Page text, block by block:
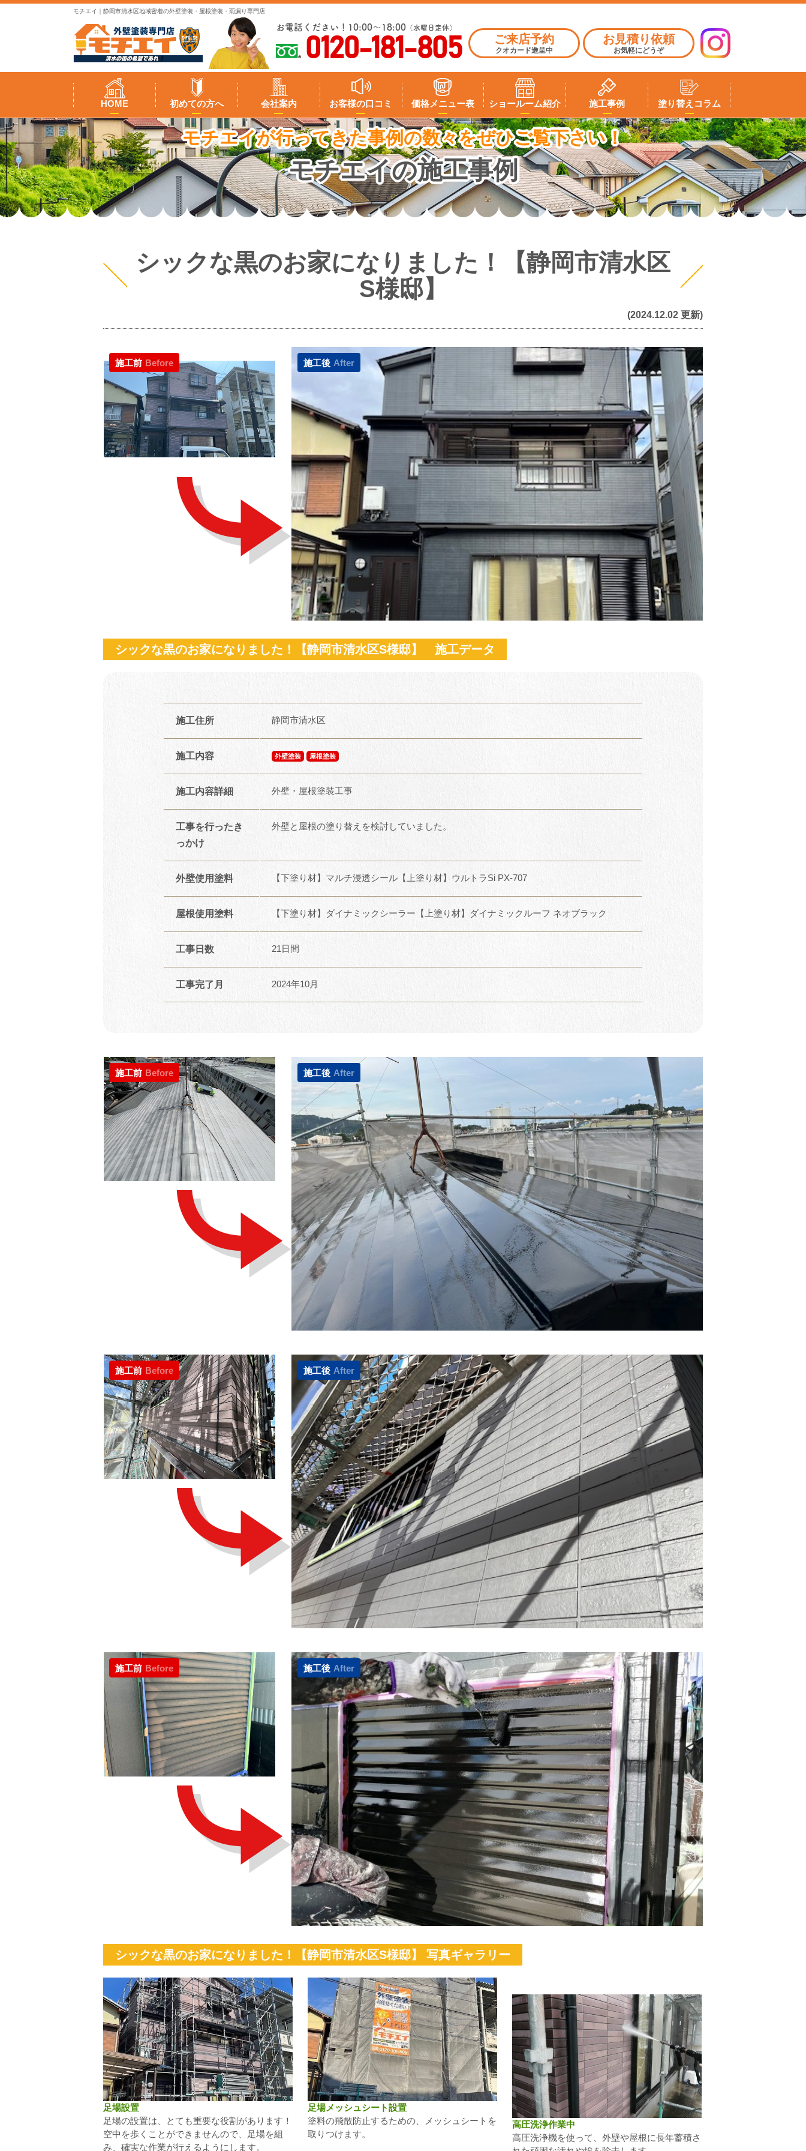
モチエイ｜静岡市清水区地域密着の外壁塗装・屋根塗装・雨漏り専門店
お電話ください！10:00～18:00 （水曜日定休）
0120-181-805 ご来店予約
クオカード進呈中
お見積り依頼
お気軽にどうぞ
HOME 初めての方へ 会社案内 お客様の口コミ 価格メニュー表 ショールーム紹介 施工事例 塗り替えコラム
モチエイが行ってきた事例の数々をぜひご覧下さい！
モチエイの施工事例
シックな黒のお家になりました！【静岡市清水区
S様邸】
(2024.12.02 更新)
施工後 After
施工前 Before
シックな黒のお家になりました！【静岡市清水区S様邸】 施工データ
施工住所 静岡市清水区
施工内容 外壁塗装 屋根塗装
施工内容詳細 外壁・屋根塗装工事
工事を行ったき
っかけ
外壁と屋根の塗り替えを検討していました。
外壁使用塗料 【下塗り材】マルチ浸透シール【上塗り材】ウルトラSi PX-707
屋根使用塗料 【下塗り材】ダイナミックシーラー【上塗り材】ダイナミックルーフ ネオブラック
工事日数 21日間
工事完了月 2024年10月
施工前 Before 施工後 After
施工前 Before 施工後 After
施工前 Before 施工後 After
シックな黒のお家になりました！【静岡市清水区S様邸】 写真ギャラリー
足場設置
足場の設置は、とても重要な役割があります！
空中を歩くことができませんので、足場を組
み、確実な作業が行えるようにします。
足場メッシュシート設置
塗料の飛散防止するための、メッシュシートを
取りつけます。
高圧洗浄作業中
高圧洗浄機を使って、外壁や屋根に長年蓄積さ